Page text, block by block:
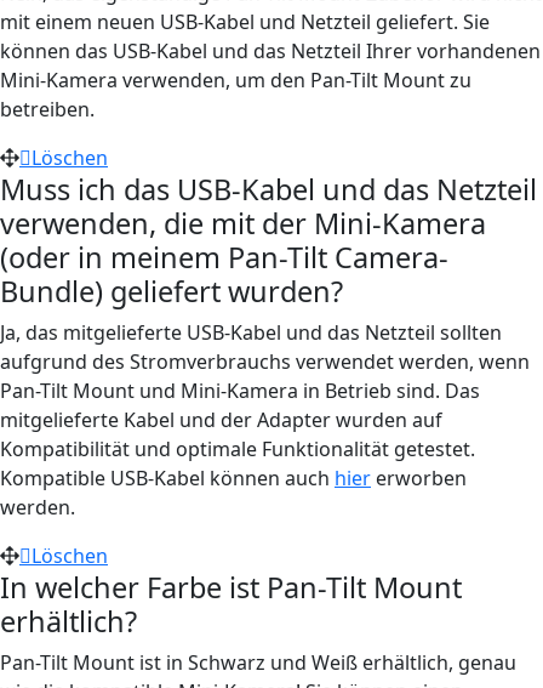
mit einem neuen USB-Kabel und Netzteil geliefert. Sie
können das USB-Kabel und das Netzteil Ihrer vorhandenen
Mini-Kamera verwenden, um den Pan-Tilt Mount zu
betreiben.
Löschen
Muss ich das USB-Kabel und das Netzteil
verwenden, die mit der Mini-Kamera
(oder in meinem Pan-Tilt Camera-
Bundle) geliefert wurden?
Ja, das mitgelieferte USB-Kabel und das Netzteil sollten
aufgrund des Stromverbrauchs verwendet werden, wenn
Pan-Tilt Mount und Mini-Kamera in Betrieb sind. Das
mitgelieferte Kabel und der Adapter wurden auf
Kompatibilität und optimale Funktionalität getestet.
Kompatible USB-Kabel können auch hier erworben
werden.
Löschen
In welcher Farbe ist Pan-Tilt Mount
erhältlich?
Pan-Tilt Mount ist in Schwarz und Weiß erhältlich, genau